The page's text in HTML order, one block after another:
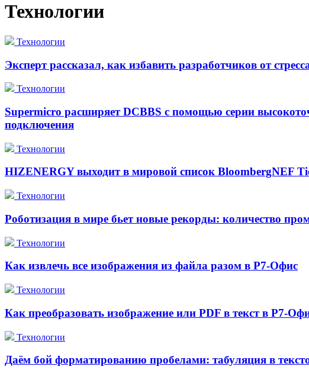
Технологии
Технологии
Эксперт рассказал, как избавить разработчиков от
Технологии
Supermicro расширяет DCBBS с помощью серии
подключения
Технологии
HIZENERGY выходит в мировой список BloombergNEF
Технологии
Роботизация в мире бьет новые рекорды: количество
Технологии
Как извлечь все изображения из файла разом в Р7-Офис
Технологии
Как преобразовать изображение или PDF в текст в Р7-
Технологии
Даём бой форматированию пробелами: табуляция в